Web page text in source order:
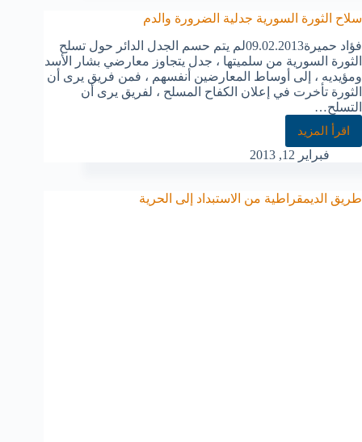
سلاح الثورة السورية جدلية الضرورة والدم
فؤاد حميرة09.02.2013لم يتم حسم الجدل الدائر حول تسلح
الثورة السورية من سلميتها ، جدل يتجاوز معارضي بشار الأسد
ومؤيديه ، إلى أوساط المعارضين أنفسهم ، فمن فريق يرى أن
الثورة تأخرت في إعلان الكفاح المسلح ، لفريق يرى أن
التسلح…
اقرأ المزيد
فبراير 12, 2013
طريق الديمقراطية من الاستبداد إلى الحرية